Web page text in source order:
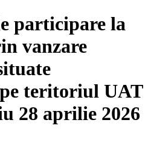
participare la
vanzare
teritoriul UAT
28 aprilie 2026